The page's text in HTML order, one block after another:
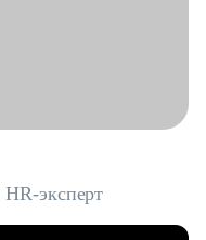
эксперт